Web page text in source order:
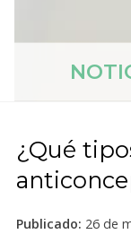
¿Qué
Publicado: 26 de